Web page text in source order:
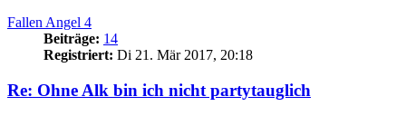
Fallen Angel 4
Beiträge: 14
Registriert: Di 21. Mär 2017, 20:18
Re: Ohne Alk bin ich nicht partytauglich